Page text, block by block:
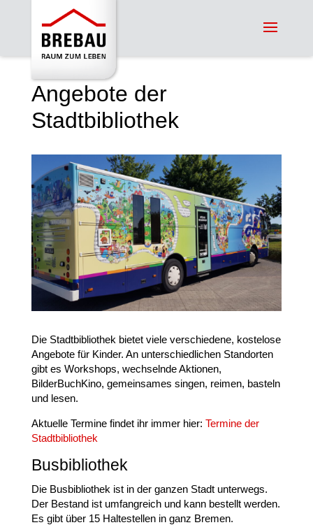
Angebote der
Stadtbibliothek
Die Stadtbibliothek bietet viele verschiedene, kostelose
Angebote für Kinder. An unterschiedlichen Standorten
gibt es Workshops, wechselnde Aktionen,
BilderBuchKino, gemeinsames singen, reimen, basteln
und lesen.
Aktuelle Termine findet ihr immer hier: Termine der
Stadtbibliothek
Busbibliothek
Die Busbibliothek ist in der ganzen Stadt unterwegs.
Der Bestand ist umfangreich und kann bestellt werden.
Es gibt über 15 Haltestellen in ganz Bremen.